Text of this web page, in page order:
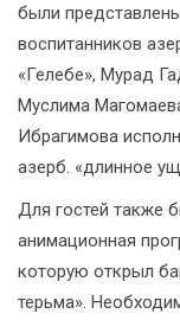
были
воспитанников
«Гелебе», Мурад
Муслима
Ибрагимова
азерб. «длинное
Для гостей также
анимационная
которую открыл
терьма».